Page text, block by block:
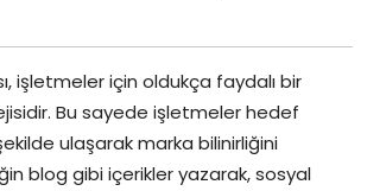
işletmeler için oldukça faydalı bir
Bu sayede işletmeler hedef
ulaşarak marka bilinirliğini
blog gibi içerikler yazarak, sosyal